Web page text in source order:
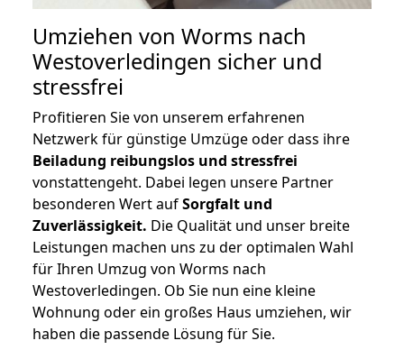
Umziehen von Worms nach
Westoverledingen sicher und
stressfrei
Profitieren Sie von unserem erfahrenen
Netzwerk für günstige Umzüge oder dass ihre
Beiladung reibungslos und stressfrei
vonstattengeht. Dabei legen unsere Partner
besonderen Wert aufSorgfalt und
Zuverlässigkeit. Die Qualität und unser breite
Leistungen machen uns zu der optimalen Wahl
für Ihren Umzug von Worms nach
Westoverledingen. Ob Sie nun eine kleine
Wohnung oder ein großes Haus umziehen, wir
haben die passende Lösung für Sie.